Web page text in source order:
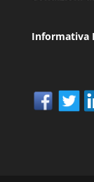
Informativa